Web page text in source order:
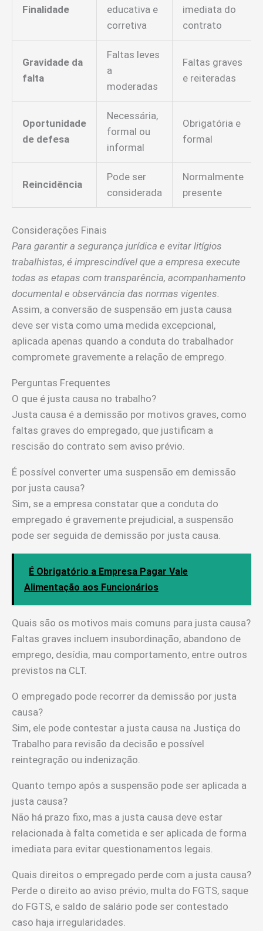
Finalidade
educativa e
corretiva
imediata do
contrato
Gravidade da
falta
Faltas leves
a
moderadas
Faltas graves
e reiteradas
Oportunidade
de defesa
Necessária,
formal ou
informal
Obrigatória e
formal
Reincidência
Pode ser
considerada
Normalmente
presente
Considerações Finais
Para garantir a segurança jurídica e evitar litígios
trabalhistas, é imprescindível que a empresa execute
todas as etapas com transparência, acompanhamento
documental e observância das normas vigentes.
Assim, a conversão de suspensão em justa causa
deve ser vista como uma medida excepcional,
aplicada apenas quando a conduta do trabalhador
compromete gravemente a relação de emprego.
Perguntas Frequentes
O que é justa causa no trabalho?
Justa causa é a demissão por motivos graves, como
faltas graves do empregado, que justificam a
rescisão do contrato sem aviso prévio.
É possível converter uma suspensão em demissão
por justa causa?
Sim, se a empresa constatar que a conduta do
empregado é gravemente prejudicial, a suspensão
pode ser seguida de demissão por justa causa.
É Obrigatório a Empresa Pagar Vale
Alimentação aos Funcionários
Quais são os motivos mais comuns para justa causa?
Faltas graves incluem insubordinação, abandono de
emprego, desídia, mau comportamento, entre outros
previstos na CLT.
O empregado pode recorrer da demissão por justa
causa?
Sim, ele pode contestar a justa causa na Justiça do
Trabalho para revisão da decisão e possível
reintegração ou indenização.
Quanto tempo após a suspensão pode ser aplicada a
justa causa?
Não há prazo fixo, mas a justa causa deve estar
relacionada à falta cometida e ser aplicada de forma
imediata para evitar questionamentos legais.
Quais direitos o empregado perde com a justa causa?
Perde o direito ao aviso prévio, multa do FGTS, saque
do FGTS, e saldo de salário pode ser contestado
caso haja irregularidades.